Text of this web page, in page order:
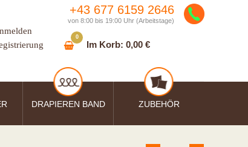
+43 677 6159 2646
von 8:00 bis 19:00 Uhr (Arbeitstage)
Im Korb: 0,00 €
0
DRAPIEREN BAND ZUBEHÖR